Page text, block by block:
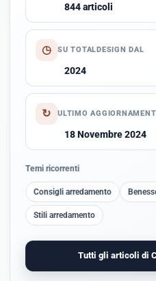
844 articoli
◷ SU TOTALDESIGN DAL
2024
↻ ULTIMO
18 Novembre 2024
Temi ricorrenti
Consigli arredamento
Stili arredamento
Tutti gli articoli di